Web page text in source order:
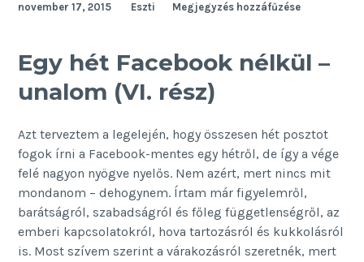
Facebook
a
rész)
november 17, 2015 Eszti Megjegyzés hozzáfűzése
Egy hét Facebook nélkül –
unalom (VI. rész)
Azt terveztem a legelején, hogy összesen hét posztot
fogok írni a Facebook-mentes egy hétről, de így a vége
felé nagyon nyögve nyelős. Nem azért, mert nincs mit
mondanom – dehogynem. Írtam már figyelemről,
barátságról, szabadságról és főleg függetlenségről, az
emberi kapcsolatokról, hova tartozásról és kukkolásról
is. Most szívem szerint a várakozásról szeretnék, mert